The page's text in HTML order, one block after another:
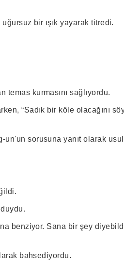
bir ışık yayarak titredi.
kurmasını sağlıyordu.
“Sadık bir köle olacağını
sorusuna yanıt olarak
benziyor. Sana bir şey
bahsediyordu.